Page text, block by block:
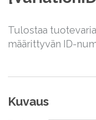
Tulostaa
määrittyvän ID-
Kuvaus